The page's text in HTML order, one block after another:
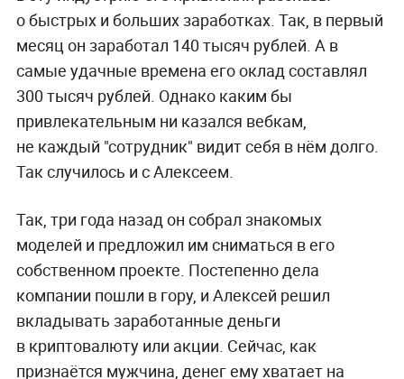
о быстрых и больших заработках. Так, в первый
месяц он заработал 140 тысяч рублей. А в
самые удачные времена его оклад составлял
300 тысяч рублей. Однако каким бы
привлекательным ни казался вебкам,
не каждый "сотрудник" видит себя в нём долго.
Так случилось и с Алексеем.
Так, три года назад он собрал знакомых
моделей и предложил им сниматься в его
собственном проекте. Постепенно дела
компании пошли в гору, и Алексей решил
вкладывать заработанные деньги
в криптовалюту или акции. Сейчас, как
признаётся мужчина, денег ему хватает на